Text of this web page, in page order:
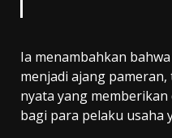
Ia menambahkan
menjadi ajang
nyata yang
bagi para pelaku usaha